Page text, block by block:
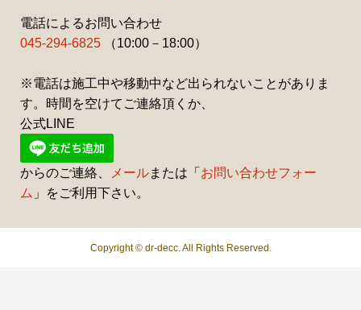
電話によるお問い合わせ
045-294-6825（10:00－18:00）
※電話は施工中や移動中など出られないことがありま
す。時間を空けてご連絡頂くか、
公式LINE
からのご連絡、 メールまたは「 お問い合わせフォー
ム 」をご利用下さい。
Copyright ©dr-decc. All Rights Reserved.